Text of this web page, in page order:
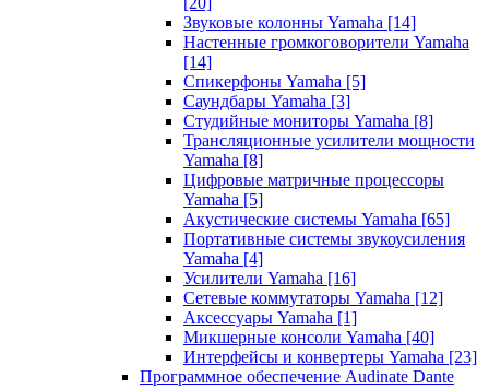
Звуковые колонны Yamaha [14]
Настенные громкоговорители Yamaha
[14]
Спикерфоны Yamaha [5]
Саундбары Yamaha [3]
Студийные мониторы Yamaha [8]
Трансляционные усилители мощности
Yamaha [8]
Цифровые матричные процессоры
Yamaha [5]
Акустические системы Yamaha [65]
Портативные системы звукоусиления
Yamaha [4]
Усилители Yamaha [16]
Сетевые коммутаторы Yamaha [12]
Аксессуары Yamaha [1]
Микшерные консоли Yamaha [40]
Интерфейсы и конвертеры Yamaha [23]
Программное обеспечение Audinate Dante